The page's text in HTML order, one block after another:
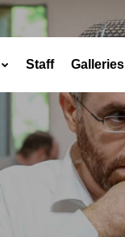
Staff Galleries